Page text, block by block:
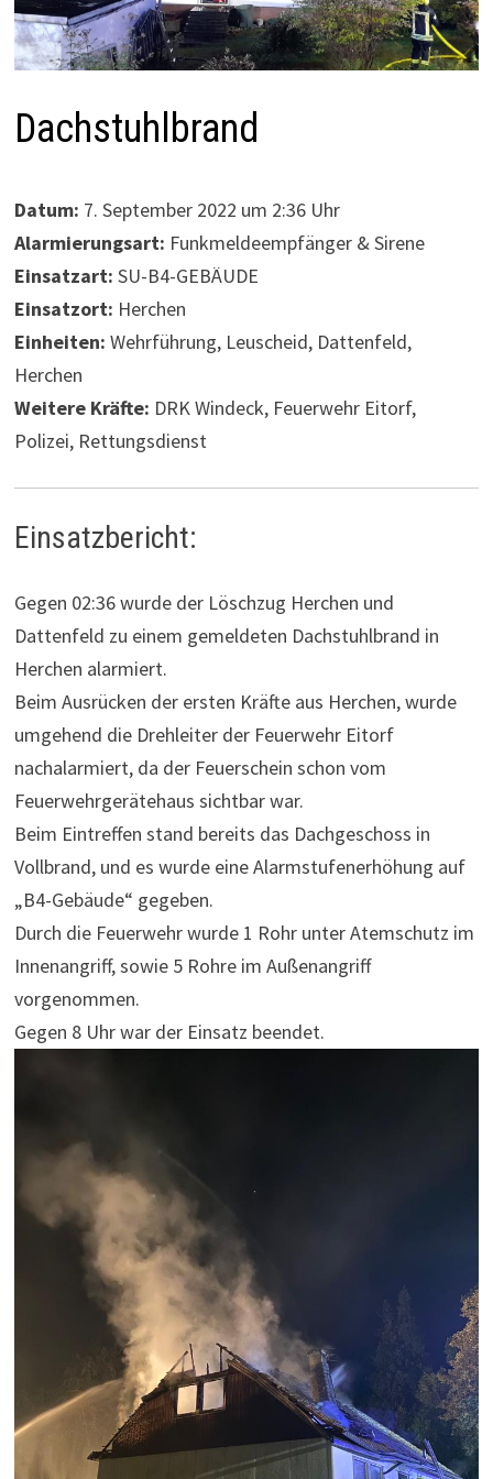
Dachstuhlbrand
Datum: 7. September 2022 um 2:36 Uhr
Alarmierungsart: Funkmeldeempfänger & Sirene
Einsatzart: SU-B4-GEBÄUDE
Einsatzort: Herchen
Einheiten: Wehrführung, Leuscheid, Dattenfeld,
Herchen
Weitere Kräfte: DRK Windeck, Feuerwehr Eitorf,
Polizei, Rettungsdienst
Einsatzbericht:
Gegen 02:36 wurde der Löschzug Herchen und
Dattenfeld zu einem gemeldeten Dachstuhlbrand in
Herchen alarmiert.
Beim Ausrücken der ersten Kräfte aus Herchen, wurde
umgehend die Drehleiter der Feuerwehr Eitorf
nachalarmiert, da der Feuerschein schon vom
Feuerwehrgerätehaus sichtbar war.
Beim Eintreffen stand bereits das Dachgeschoss in
Vollbrand, und es wurde eine Alarmstufenerhöhung auf
„B4-Gebäude“ gegeben.
Durch die Feuerwehr wurde 1 Rohr unter Atemschutz im
Innenangriff, sowie 5 Rohre im Außenangriff
vorgenommen.
Gegen 8 Uhr war der Einsatz beendet.